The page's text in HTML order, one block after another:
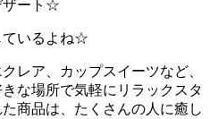
ザート☆
ているよね☆
レア、カップスイーツなど、
な場所で気軽にリラックスタ
商品は、たくさんの人に癒し